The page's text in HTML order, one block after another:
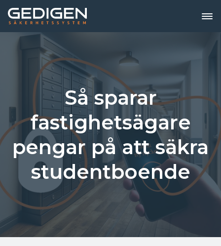
Så sparar
fastighetsägare
pengar på att säkra
studentboende